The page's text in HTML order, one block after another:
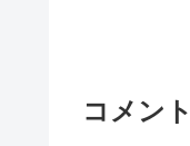
コメント